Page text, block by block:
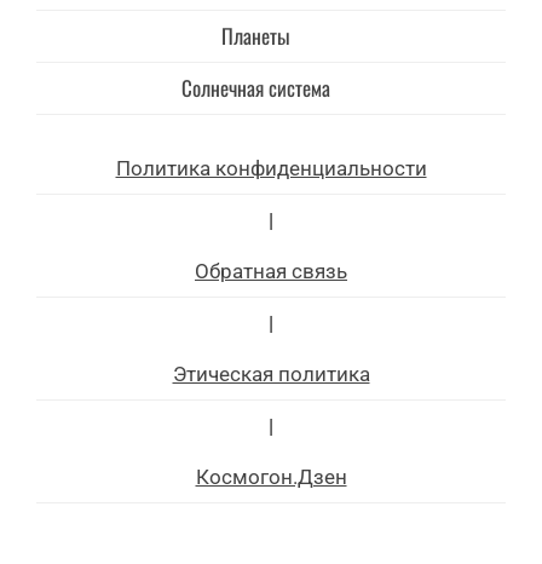
Планеты
Солнечная система
Политика конфиденциальности
|
Обратная связь
|
Этическая политика
|
Космогон.Дзен